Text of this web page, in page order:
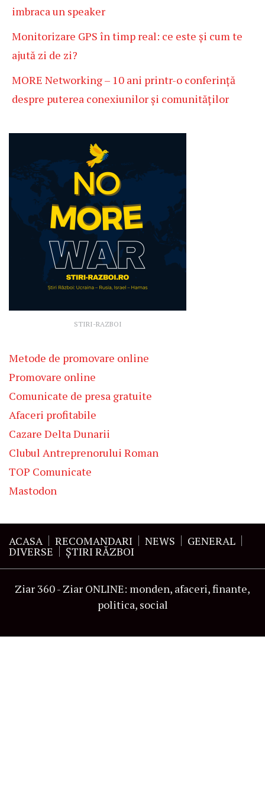
imbraca un speaker
Monitorizare GPS în timp real: ce este și cum te
ajută zi de zi?
MORE Networking – 10 ani printr-o conferință
despre puterea conexiunilor și comunităților
STIRI-RAZBOI
Metode de promovare online
Promovare online
Comunicate de presa gratuite
Afaceri profitabile
Cazare Delta Dunarii
Clubul Antreprenorului Roman
TOP Comunicate
Mastodon
ACASA RECOMANDARI NEWS GENERAL
DIVERSE ŞTIRI RĂZBOI
Ziar 360 - Ziar ONLINE: monden, afaceri, finante,
politica, social